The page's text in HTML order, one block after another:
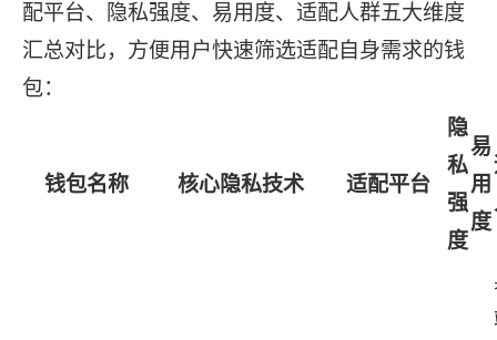
配平台、隐私强度、易用度、适配人群五大维度
汇总对比，方便用户快速筛选适配自身需求的钱
包：
钱包名称 核心隐私技术 适配平台
隐
私
强
度
易
用
度